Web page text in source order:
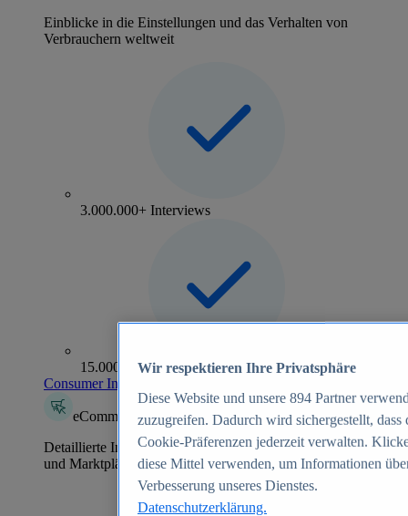
Einblicke in die Einstellungen und das Verhalten von
Verbrauchern weltweit
3.000.000+ Interviews
15.000+ Marken
Consumer Insights entdecken
eCommerce Insights
Detaillierte Informationen zu mehr als 39.000 Online-Shops
und Marktplätzen
Wir respektieren Ihre Privatsphäre
Diese Website und unsere 894 Partner
zuzugreifen. Dadurch wird sichergestellt,
Cookie-Präferenzen jederzeit verwalten.
diese Mittel verwenden, um Informationen
Verbesserung unseres Dienstes.
Datenschutzerklärung.